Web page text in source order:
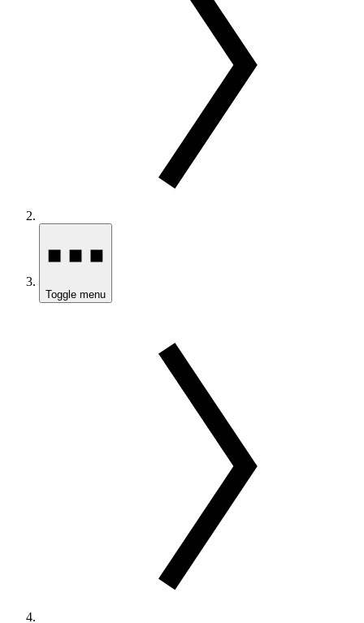
Toggle menu